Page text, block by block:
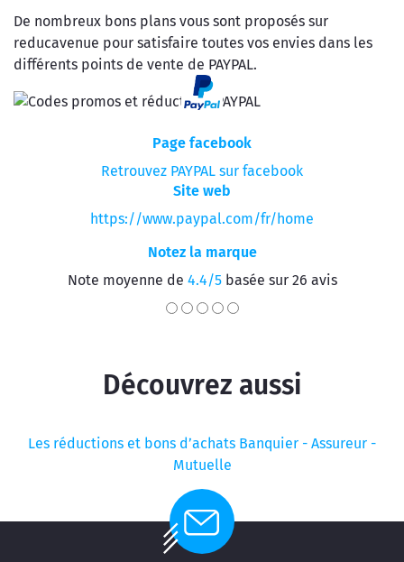
De nombreux bons plans vous sont proposés sur
reducavenue pour satisfaire toutes vos envies dans les
différents points de vente de PAYPAL.
Page facebook
Retrouvez PAYPAL sur facebook
Site web
https://www.paypal.com/fr/home
Notez la marque
Note moyenne de 4.4/5basée sur 26 avis
Découvrez aussi
Les réductions et bons d’achats Banquier - Assureur -
Mutuelle